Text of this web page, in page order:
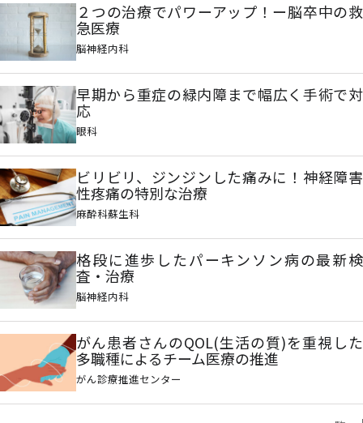
２つの治療でパワーアップ！ー脳卒中の救
急医療
脳神経内科
早期から重症の緑内障まで幅広く手術で対
応
眼科
ビリビリ、ジンジンした痛みに！神経障害
性疼痛の特別な治療
麻酔科蘇生科
格段に進歩したパーキンソン病の最新検
査・治療
脳神経内科
がん患者さんのQOL(生活の質)を重視した
多職種によるチーム医療の推進
がん診療推進センター